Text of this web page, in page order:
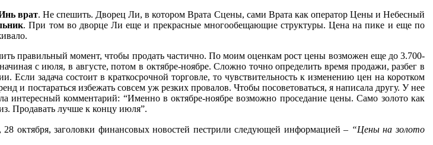
врат. Не спешить. Дворец Ли, в котором Врата Сцены, сами Врата как оператор Цены и Небесный
. При том во дворце Ли еще и прекрасные многообещающие структуры. Цена на пике и еще по
правильный момент, чтобы продать частично. По моим оценкам рост цены возможен еще до 3.700-
с июля, в августе, потом в октябре-ноябре. Сложно точно определить время продажи, разбег в
задача состоит в краткосрочной торговле, то чувствительность к изменению цен на коротком
и постараться избежать совсем уж резких провалов. Чтобы посоветоваться, я написала другу. У нее
интересный комментарий: “Именно в октябре-ноябре возможно проседание цены. Само золото как
Продавать лучше к концу июля”.
, 28 октября, заголовки финансовых новостей пестрили следующей информацией – “Цены на золото